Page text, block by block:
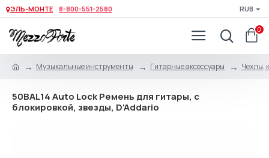
ЭЛЬ-МОНТЕ 8-800-551-2580 RUB
0
Музыкальные инструменты Гитарные аксессуары Чехлы,
50BAL14 Auto Lock Ремень для гитары, с
блокировкой, звезды, D'Addario